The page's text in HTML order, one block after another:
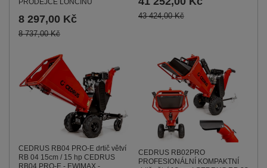
PRODEJCE LONCINU
8 297,00 Kč
8 737,00 Kč
43 424,00 Kč
CEDRUS RB04 PRO-E drtič větví
RB 04 15cm / 15 hp CEDRUS
RB04 PRO-E - EWIMAX -
CEDRUS RB02PRO
PROFESIONÁLNÍ KOMPAKTNÍ